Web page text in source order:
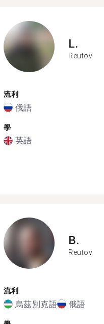
L.
Reutov
流利
俄語
學
英語
B.
Reutov
流利
烏茲別克語 俄語